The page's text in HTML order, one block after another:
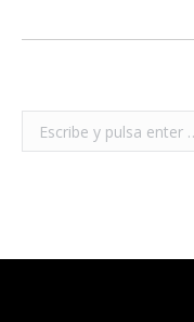
Buscar: